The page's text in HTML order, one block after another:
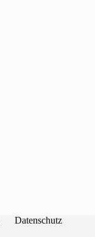
Datenschutz